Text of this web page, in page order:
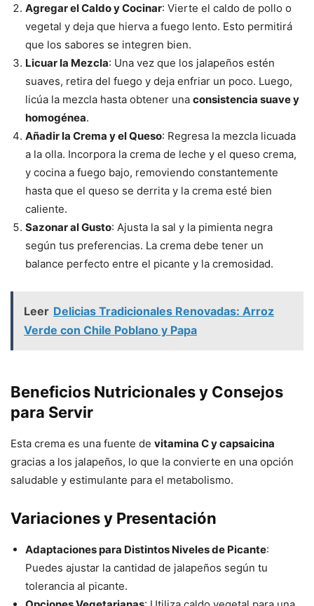
Agregar el Caldo y Cocinar: Vierte el caldo de pollo o
vegetal y deja que hierva a fuego lento. Esto permitirá
que los sabores se integren bien.
Licuar la Mezcla: Una vez que los jalapeños estén
suaves, retira del fuego y deja enfriar un poco. Luego,
licúa la mezcla hasta obtener una consistencia suave y
homogénea.
Añadir la Crema y el Queso: Regresa la mezcla licuada
a la olla. Incorpora la crema de leche y el queso crema,
y cocina a fuego bajo, removiendo constantemente
hasta que el queso se derrita y la crema esté bien
caliente.
Sazonar al Gusto: Ajusta la sal y la pimienta negra
según tus preferencias. La crema debe tener un
balance perfecto entre el picante y la cremosidad.
Leer Delicias Tradicionales Renovadas: Arroz
Verde con Chile Poblano y Papa
Beneficios Nutricionales y Consejos
para Servir
Esta crema es una fuente de vitamina C y capsaicina
gracias a los jalapeños, lo que la convierte en una opción
saludable y estimulante para el metabolismo.
Variaciones y Presentación
Adaptaciones para Distintos Niveles de Picante:
Puedes ajustar la cantidad de jalapeños según tu
tolerancia al picante.